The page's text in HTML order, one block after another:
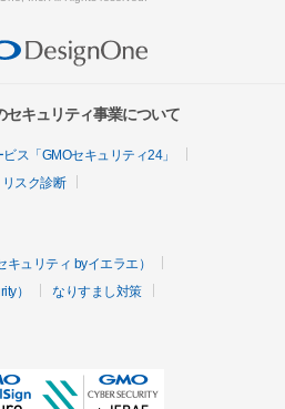
キュリティ事業について
ス「GMOセキュリティ24」
スク診断
ュリティ byイエラエ）
）
なりすまし対策